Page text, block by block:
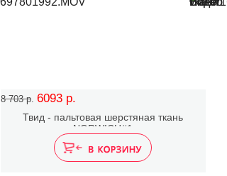
8 703 р. 6093 р.
Твид - пальтовая шерстяная ткань
NORWICH#1